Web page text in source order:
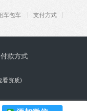
车包车
支付方式
付款方式
看资质)